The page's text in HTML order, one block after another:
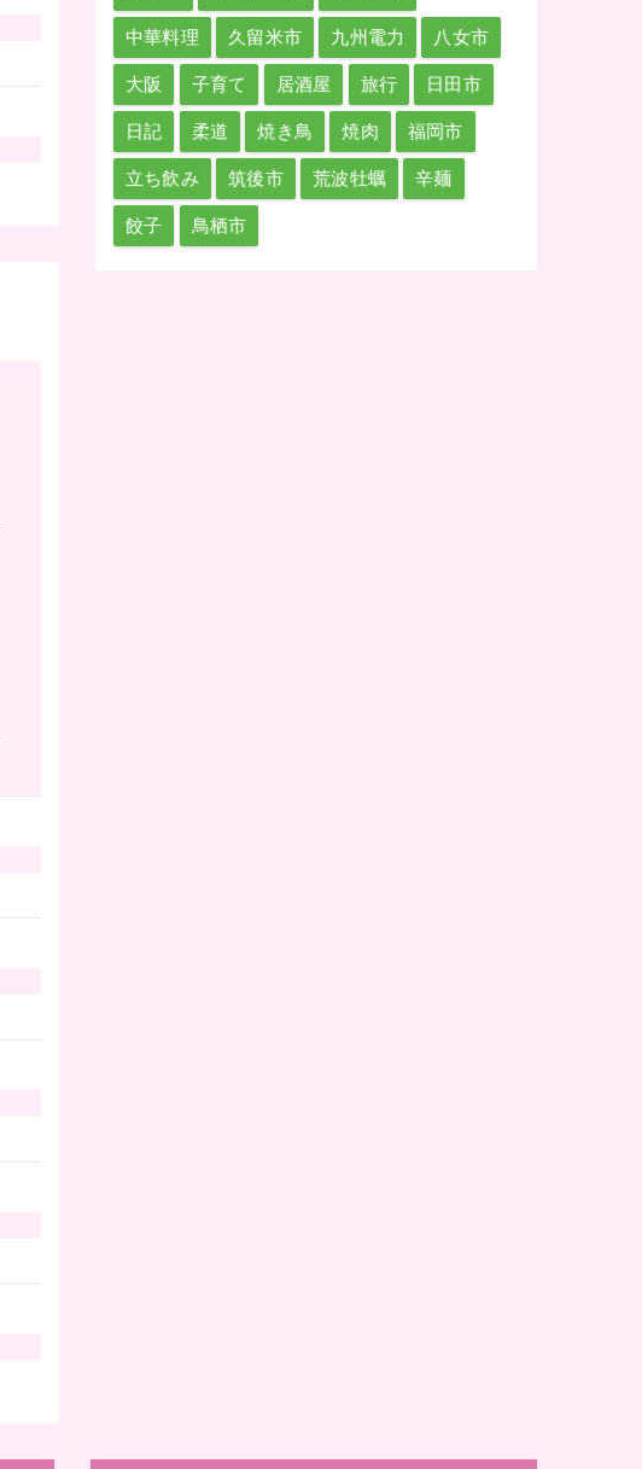
中華料理 久留米市 九州電力 八女市
大阪 子育て 居酒屋 旅行 日田市
日記 柔道 焼き鳥 焼肉 福岡市
立ち飲み 筑後市 荒波牡蠣 辛麺
餃子 鳥栖市